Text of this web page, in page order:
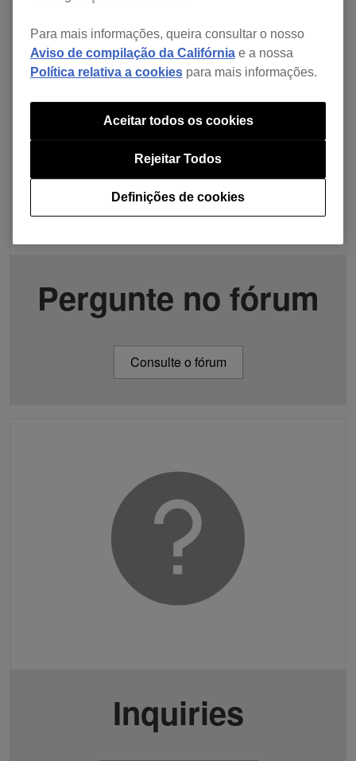
Pergunte no fórum
Consulte o fórum
Inquiries
Para mais informações, queira consultar o nosso
Aviso de compilação da Califórniae a nossa
Política relativa a cookiespara mais informações.
Definições de cookies
Rejeitar Todos
Aceitar todos os cookies